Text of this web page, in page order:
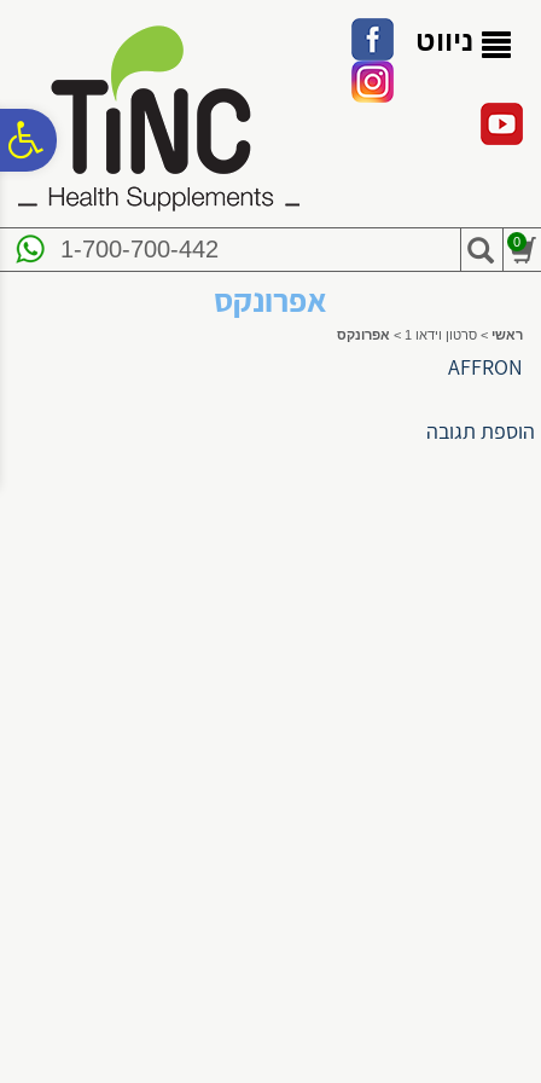
נגישות
ניווט
1-700-700-442 0
אפרונקס
ראשי > סרטון וידאו 1 > אפרונקס
AFFRON
הוספת תגובה